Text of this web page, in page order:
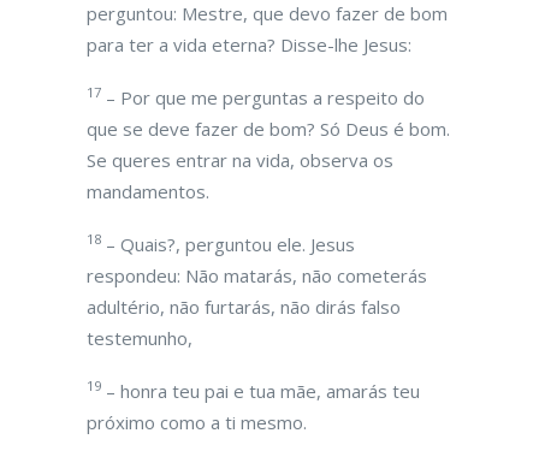
perguntou: Mestre, que devo fazer de bom
para ter a vida eterna? Disse-lhe Jesus:
17 – Por que me perguntas a respeito do
que se deve fazer de bom? Só Deus é bom.
Se queres entrar na vida, observa os
mandamentos.
18 – Quais?, perguntou ele. Jesus
respondeu: Não matarás, não cometerás
adultério, não furtarás, não dirás falso
testemunho,
19 – honra teu pai e tua mãe, amarás teu
próximo como a ti mesmo.